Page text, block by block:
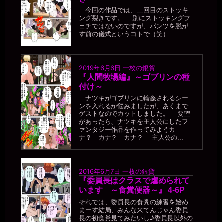
今回の作品では、二回目のストッキ
ング裂きです。 別にストッキングフ
ェチではないのですが、パンツを脱が
す前の儀式というコトで（笑）
2019年6月6日 一枚の銀貨
『人間牧場編』～ゴブリンの種
付け～
ナツキがゴブリンに輪姦されるシー
ンを入れるか悩みましたが、あくまで
ゲストなのでカットしました。 要望
があったら、ナツキを主人公にしたフ
ァンタジー作品を作ってみようカ
ナ？ カナ？ カナ？ 主人公の...
2016年6月7日 一枚の銀貨
『委員長はクラスで虐められて
います ～食糞便器～』 4-6P
それでは、委員長の食糞の練習を始め
まーす結局、みんな来てんじゃん委員
長の初食糞見てみたいし♪委員長以外の